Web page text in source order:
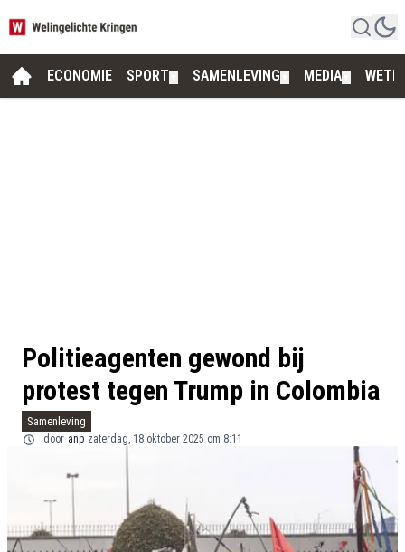
ECONOMIE SPORT SAMENLEVING MEDIA
Politieagenten gewond bij
protest tegen Trump in Colombia
Samenleving
door anp zaterdag, 18 oktober 2025 om 8:11